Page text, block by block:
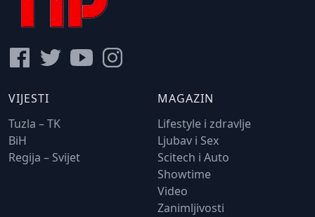
VIJESTI
Tuzla – TK
BiH
Regija – Svijet
MAGAZIN
Lifestyle i zdravlje
Ljubav i Sex
Scitech i Auto
Showtime
Video
Zanimljivosti